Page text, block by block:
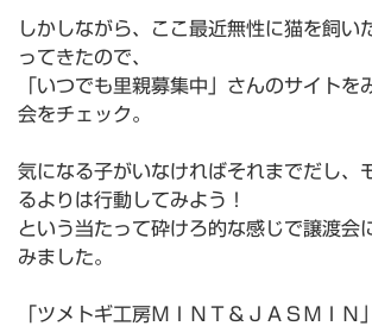
しかしながら、ここ最近無性に猫を飼い
ってきたので、
「いつでも里親募集中」さんのサイトを
会をチェック。
気になる子がいなければそれまでだし、
るよりは行動してみよう！
という当たって砕けろ的な感じで譲渡会
みました。
「ツメトギ工房ＭＩＮＴ＆ＪＡＳＭＩＮ